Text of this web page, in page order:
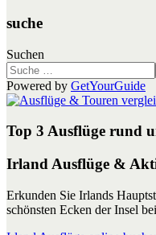
suche
Suchen
Powered by GetYourGuide
Top 3 Ausflüge rund
Irland Ausflüge &
Erkunden Sie Irlands
schönsten Ecken der Insel